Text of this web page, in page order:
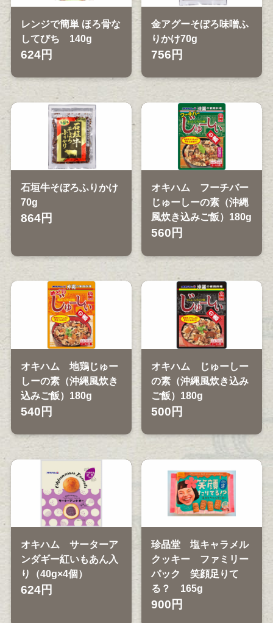
レンジで簡単 ほろ骨な
してびち 140g
624円
金アグーそぼろ味噌ふ
りかけ70g
756円
石垣牛そぼろふりかけ
70g
864円
オキハム フーチバー
じゅーしーの素（沖縄
風炊き込みご飯）180g
560円
オキハム 地鶏じゅー
しーの素（沖縄風炊き
込みご飯）180g
540円
オキハム じゅーしー
の素（沖縄風炊き込み
ご飯）180g
500円
オキハム サーターア
ンダギー紅いもあん入
り（40g×4個）
624円
珍品堂 塩キャラメル
クッキー ファミリー
パック 笑顔足りて
る？ 165g
900円